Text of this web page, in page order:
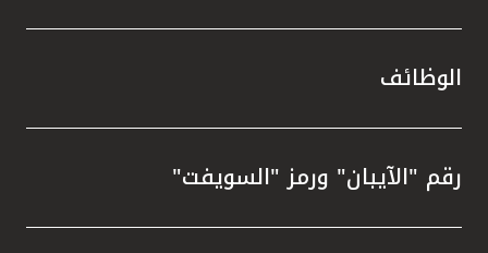
الوظائف
رقم "الآيبان" ورمز "السويفت"